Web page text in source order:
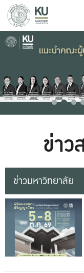
ข่า
ข่าวมหาวิทยาลัย